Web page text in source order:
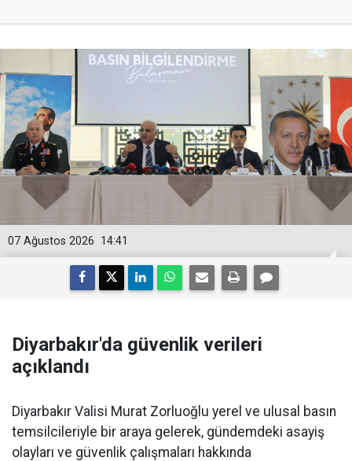
14:41
07 Ağustos 2026
Diyarbakır'da güvenlik verileri
açıklandı
Diyarbakır Valisi Murat Zorluoğlu yerel ve ulusal basın
temsilcileriyle bir araya gelerek, gündemdeki asayiş
olayları ve güvenlik çalışmaları hakkında